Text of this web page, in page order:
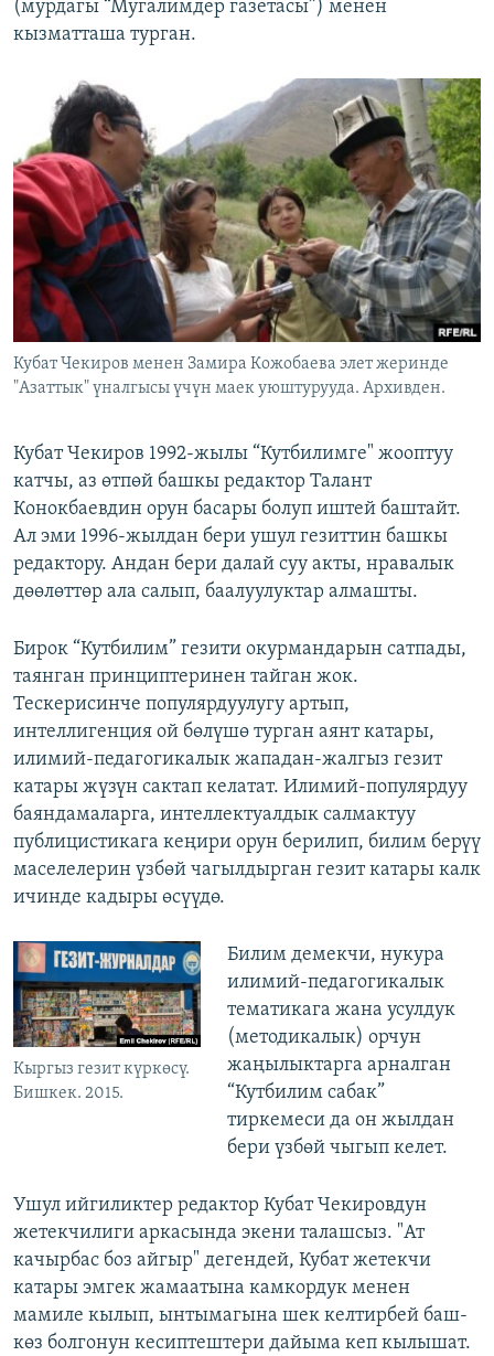
(мурдагы “Мугалимдер газетасы”) менен
кызматташа турган.
Кубат Чекиров менен Замира Кожобаева элет жеринде
"Азаттык" үналгысы үчүн маек уюштурууда. Архивден.
Кубат Чекиров 1992-жылы “Кутбилимге" жооптуу
катчы, аз өтпөй башкы редактор Талант
Конокбаевдин орун басары болуп иштей баштайт.
Ал эми 1996-жылдан бери ушул гезиттин башкы
редактору. Андан бери далай суу акты, нравалык
дөөлөттөр ала салып, баалуулуктар алмашты.
Бирок “Кутбилим” гезити окурмандарын сатпады,
таянган принциптеринен тайган жок.
Тескерисинче популярдуулугу артып,
интеллигенция ой бөлүшө турган аянт катары,
илимий-педагогикалык жападан-жалгыз гезит
катары жүзүн сактап келатат. Илимий-популярдуу
баяндамаларга, интеллектуалдык салмактуу
публицистикага кеңири орун берилип, билим берүү
маселелерин үзбөй чагылдырган гезит катары калк
ичинде кадыры өсүүдө.
Кыргыз гезит күркөсү.
Бишкек. 2015.
Билим демекчи, нукура
илимий-педагогикалык
тематикага жана усулдук
(методикалык) орчун
жаңылыктарга арналган
“Кутбилим сабак”
тиркемеси да он жылдан
бери үзбөй чыгып келет.
Ушул ийгиликтер редактор Кубат Чекировдун
жетекчилиги аркасында экени талашсыз. "Ат
качырбас боз айгыр" дегендей, Кубат жетекчи
катары эмгек жамаатына камкордук менен
мамиле кылып, ынтымагына шек келтирбей баш-
көз болгонун кесиптештери дайыма кеп кылышат.